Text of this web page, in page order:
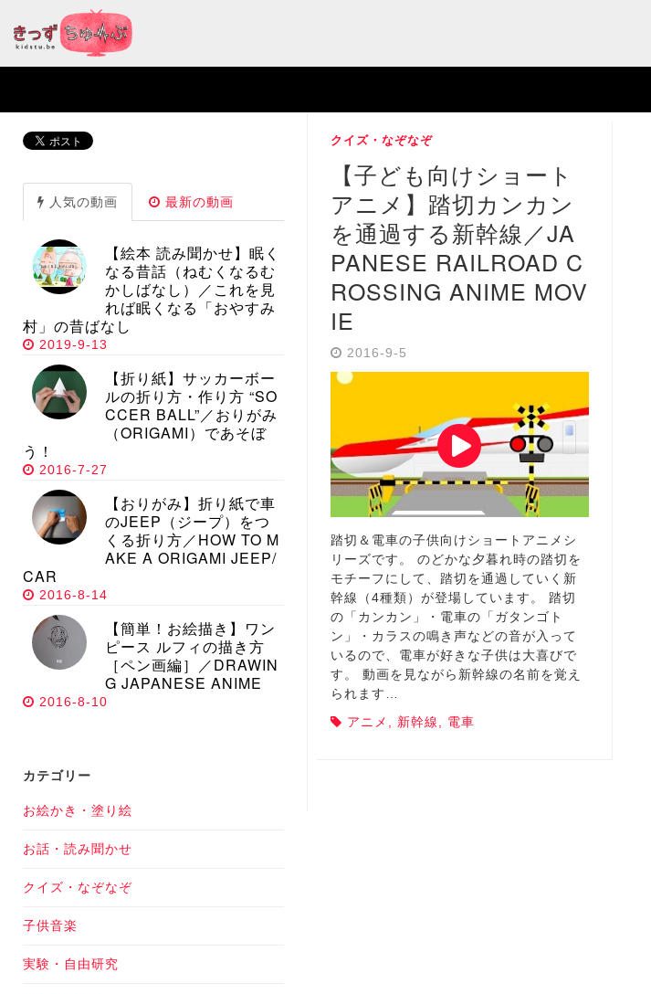
クイズ・なぞなぞ
【子ども向けショート
アニメ】踏切カンカン
を通過する新幹線／JA
PANESE RAILROAD C
ROSSING ANIME MOV
IE
2016-9-5
踏切＆電車の子供向けショートアニメシ
リーズです。 のどかな夕暮れ時の踏切を
モチーフにして、踏切を通過していく新
幹線（4種類）が登場しています。 踏切
の「カンカン」・電車の「ガタンゴト
ン」・カラスの鳴き声などの音が入って
いるので、電車が好きな子供は大喜びで
す。 動画を見ながら新幹線の名前を覚え
られます…
アニメ , 新幹線, 電車
人気の動画 最新の動画
【絵本 読み聞かせ】眠く
なる昔話（ねむくなるむ
かしばなし）／これを見
れば眠くなる「おやすみ
村」の昔ばなし
2019-9-13
【折り紙】サッカーボー
ルの折り方・作り方 “SO
CCER BALL”／おりがみ
（ORIGAMI）であそぼ
う！
2016-7-27
【おりがみ】折り紙で車
のJEEP（ジープ）をつ
くる折り方／HOW TO M
AKE A ORIGAMI JEEP/
CAR
2016-8-14
【簡単！お絵描き】ワン
ピース ルフィの描き方
［ペン画編］／DRAWIN
G JAPANESE ANIME
2016-8-10
カテゴリー
お絵かき・塗り絵
お話・読み聞かせ
クイズ・なぞなぞ
子供音楽
実験・自由研究